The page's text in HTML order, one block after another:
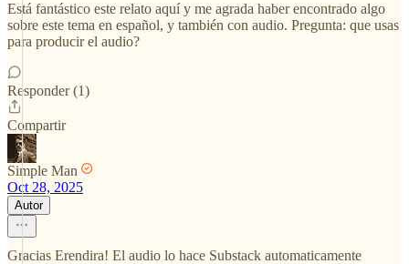
Está fantástico este relato aquí y me agrada haber encontrado algo
sobre este tema en español, y también con audio. Pregunta: que usas
para producir el audio?
Responder (1)
Compartir
Simple Man
Oct 28, 2025
Autor
Gracias Erendira! El audio lo hace Substack automaticamente